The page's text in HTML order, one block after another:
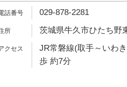
029-878-2281
茨城県牛久市ひたち野
JR常磐線(取手～いわ
歩 約7分